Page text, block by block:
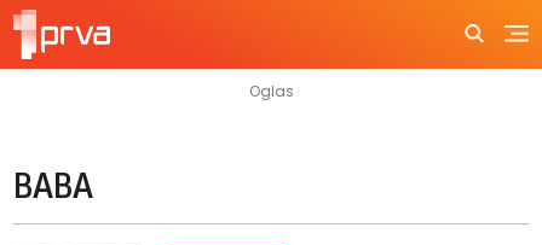
BABA